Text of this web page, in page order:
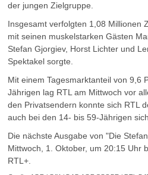
der jungen Zielgruppe.
Insgesamt verfolgten 1,08 Millionen
mit seinen muskelstarken Gästen
Stefan Gjorgiev, Horst Lichter und
Spektakel sorgte.
Mit einem Tagesmarktanteil von 9,6
Jährigen lag RTL am Mittwoch vor
den Privatsendern konnte sich RTL
auch bei den 14- bis 59-Jährigen
Die nächste Ausgabe von "Die
Mittwoch, 1. Oktober, um 20:15 Uhr
RTL+.